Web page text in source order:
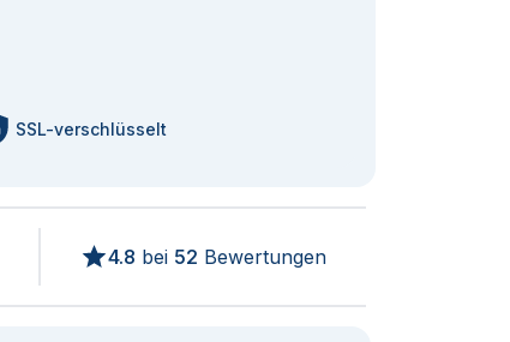
SSL-verschlüsselt
4.8 bei 52 Bewertungen